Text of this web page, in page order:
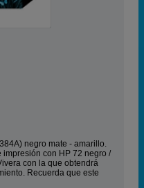
negro mate - amarillo.
con HP 72 negro /
con la que obtendrá
Recuerda que este